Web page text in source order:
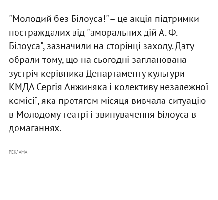
"Молодий без Білоуса!" – це акція підтримки
постраждалих від "аморальних дій А. Ф.
Білоуса", зазначили на сторінці заходу. Дату
обрали тому, що на сьогодні запланована
зустріч керівника Департаменту культури
КМДА Сергія Анжиняка і колективу незалежної
комісії, яка протягом місяця вивчала ситуацію
в Молодому театрі і звинувачення Білоуса в
домаганнях.
РЕКЛАМА